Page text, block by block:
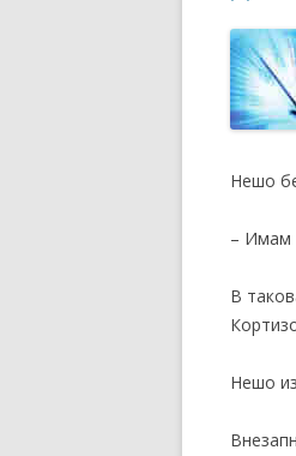
Нешо
– Имам
В
Нешо